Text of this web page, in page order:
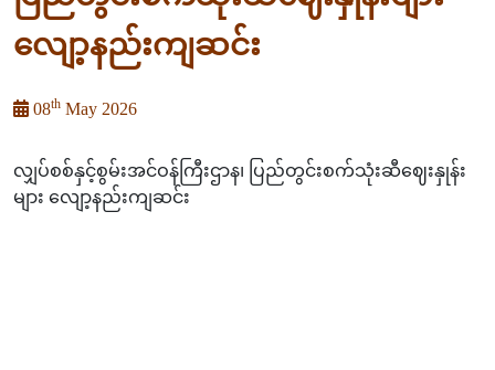
လျော့နည်းကျဆင်း
08th May 2026
လျှပ်စစ်နှင့်စွမ်းအင်ဝန်ကြီးဌာန၊ ပြည်တွင်းစက်သုံးဆီဈေးနှုန်း
များ လျော့နည်းကျဆင်း